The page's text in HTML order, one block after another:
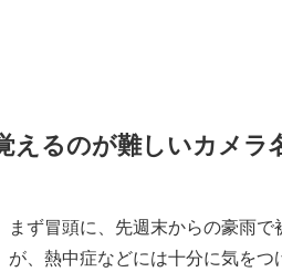
えるのが難しいカメラ
まず冒頭に、先週末からの豪雨
が、熱中症などには十分に気をつ